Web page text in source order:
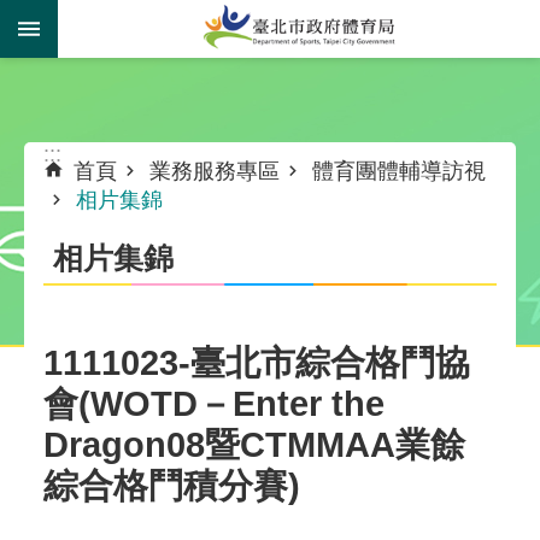
跳到主要內容區塊
:::
首頁 業務服務專區
體育團體輔導訪視
相片集錦
相片集錦
1111023-臺北市綜合格鬥協
會(WOTD－Enter the
Dragon08暨CTMMAA業餘
綜合格鬥積分賽)